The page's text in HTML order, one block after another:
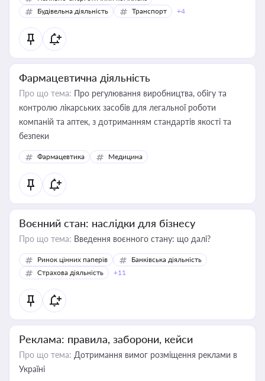
Будівельна діяльність
Транспорт +4
Фармацевтична діяльність
Про що тема: Про регулювання виробництва, обігу та
контролю лікарських засобів для легальної роботи
компаній та аптек, з дотриманням стандартів якості та
безпеки
Фармацевтика Медицина
Воєнний стан: наслідки для бізнесу
Про що тема: Введення воєнного стану: що далі?
Ринок цінних паперів
Банківська діяльність
Страхова діяльність
+11
Реклама: правила, заборони, кейси
Про що тема: Дотримання вимог розміщення реклами в
Україні